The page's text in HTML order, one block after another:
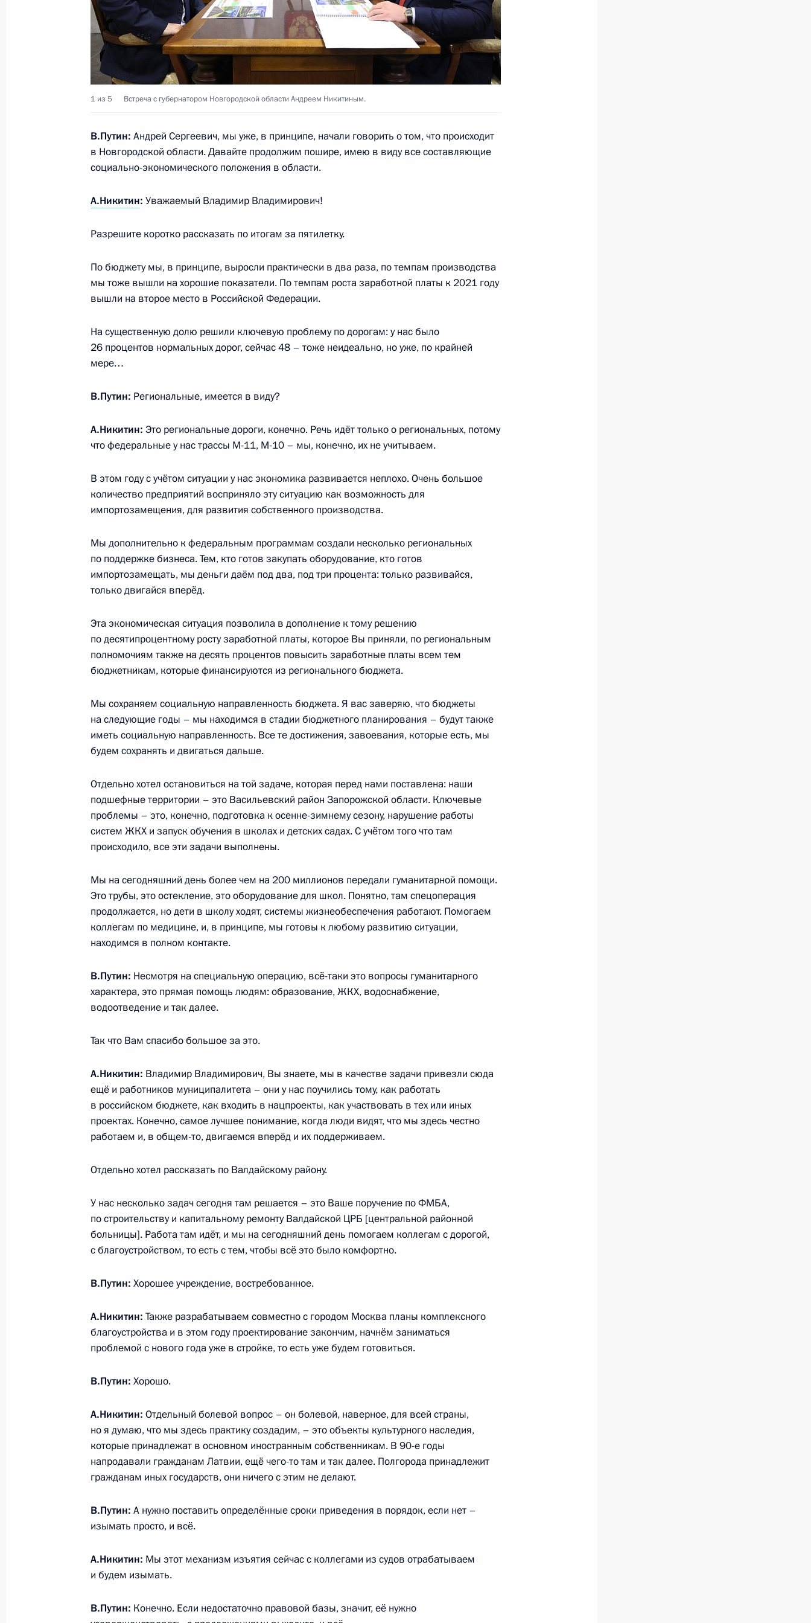
1 октября 2022 года, 08:50
30 сентября 2022 года, пятница
Телефонный разговор с Королём Бахрейна Хамадом Бен Исой
30 сентября 2022 года, 21:35
30 сентября 2022 года, 19:15
Подписание договоров о принятии ДНР, ЛНР, Запорожской
и Херсонской областей в состав России
30 сентября 2022 года, 16:00 Москва, Кремль
10
29 сентября 2022 года, четверг
Эрдоганом
Совещание с постоянными членами Совета Безопасности
29 сентября 2022 года, 20:20 Москва, Кремль
3
Встреча с руководителями органов безопасности и спецслужб
стран СНГ
29 сентября 2022 года, 17:35
28 сентября 2022 года, среда
Встреча с губернатором Волгоградской области Андреем
28 сентября 2022 года, 13:25 Москва, Кремль
Совещание о ходе сезонных полевых работ
27 сентября 2022 года, 13:15 Сочи
5
Владимир Путин выразил глубокие соболезнования в связи
с трагедией в Ижевске
26 сентября 2022 года, 13:30
Встреча с Президентом Белоруссии Александром Лукашенко
26 сентября 2022 года, 11:30
Указ «О предоставлении отсрочки от призыва на военную службу
по мобилизации»
24 сентября 2022 года, 21:35
23 сентября 2022 года, пятница
Совещание с постоянными членами Совета Безопасности
23 сентября 2022 года, 13:30 Москва, Кремль
22 сентября 2022 года, четверг
Мухаммедом Бен Сальманом Аль Саудом
22 сентября 2022 года, 23:10
22 сентября 2022 года, 16:00 Москва, Кремль
Телефонный разговор с Президентом Туркменистана Сердаром
22 сентября 2022 года, 11:55
21 сентября 2022 года, среда
российской государственности
1 из 5 Встреча с губернатором Новгородской области Андреем Никитиным.
В.Путин: Андрей Сергеевич, мы уже, в принципе, начали говорить о том, что происходит
в Новгородской области. Давайте продолжим пошире, имею в виду все составляющие
социально-экономического положения в области.
А.Никитин: Уважаемый Владимир Владимирович!
Разрешите коротко рассказать по итогам за пятилетку.
По бюджету мы, в принципе, выросли практически в два раза, по темпам производства
мы тоже вышли на хорошие показатели. По темпам роста заработной платы к 2021 году
вышли на второе место в Российской Федерации.
На существенную долю решили ключевую проблему по дорогам: у нас было
26 процентов нормальных дорог, сейчас 48 – тоже неидеально, но уже, по крайней
мере…
В.Путин: Региональные, имеется в виду?
А.Никитин: Это региональные дороги, конечно. Речь идёт только о региональных, потому
что федеральные у нас трассы М-11, М-10 – мы, конечно, их не учитываем.
В этом году с учётом ситуации у нас экономика развивается неплохо. Очень большое
количество предприятий восприняло эту ситуацию как возможность для
импортозамещения, для развития собственного производства.
Мы дополнительно к федеральным программам создали несколько региональных
по поддержке бизнеса. Тем, кто готов закупать оборудование, кто готов
импортозамещать, мы деньги даём под два, под три процента: только развивайся,
только двигайся вперёд.
Эта экономическая ситуация позволила в дополнение к тому решению
по десятипроцентному росту заработной платы, которое Вы приняли, по региональным
полномочиям также на десять процентов повысить заработные платы всем тем
бюджетникам, которые финансируются из регионального бюджета.
Мы сохраняем социальную направленность бюджета. Я вас заверяю, что бюджеты
на следующие годы – мы находимся в стадии бюджетного планирования – будут также
иметь социальную направленность. Все те достижения, завоевания, которые есть, мы
будем сохранять и двигаться дальше.
Отдельно хотел остановиться на той задаче, которая перед нами поставлена: наши
подшефные территории – это Васильевский район Запорожской области. Ключевые
проблемы – это, конечно, подготовка к осенне-зимнему сезону, нарушение работы
систем ЖКХ и запуск обучения в школах и детских садах. С учётом того что там
происходило, все эти задачи выполнены.
Мы на сегодняшний день более чем на 200 миллионов передали гуманитарной помощи.
Это трубы, это остекление, это оборудование для школ. Понятно, там спецоперация
продолжается, но дети в школу ходят, системы жизнеобеспечения работают. Помогаем
коллегам по медицине, и, в принципе, мы готовы к любому развитию ситуации,
находимся в полном контакте.
В.Путин: Несмотря на специальную операцию, всё-таки это вопросы гуманитарного
характера, это прямая помощь людям: образование, ЖКХ, водоснабжение,
водоотведение и так далее.
Так что Вам спасибо большое за это.
А.Никитин: Владимир Владимирович, Вы знаете, мы в качестве задачи привезли сюда
ещё и работников муниципалитета – они у нас поучились тому, как работать
в российском бюджете, как входить в нацпроекты, как участвовать в тех или иных
проектах. Конечно, самое лучшее понимание, когда люди видят, что мы здесь честно
работаем и, в общем-то, двигаемся вперёд и их поддерживаем.
Отдельно хотел рассказать по Валдайскому району.
У нас несколько задач сегодня там решается – это Ваше поручение по ФМБА,
по строительству и капитальному ремонту Валдайской ЦРБ [центральной районной
больницы]. Работа там идёт, и мы на сегодняшний день помогаем коллегам с дорогой,
с благоустройством, то есть с тем, чтобы всё это было комфортно.
В.Путин: Хорошее учреждение, востребованное.
А.Никитин: Также разрабатываем совместно с городом Москва планы комплексного
благоустройства и в этом году проектирование закончим, начнём заниматься
проблемой с нового года уже в стройке, то есть уже будем готовиться.
В.Путин: Хорошо.
А.Никитин: Отдельный болевой вопрос – он болевой, наверное, для всей страны,
но я думаю, что мы здесь практику создадим, – это объекты культурного наследия,
которые принадлежат в основном иностранным собственникам. В 90-е годы
напродавали гражданам Латвии, ещё чего-то там и так далее. Полгорода принадлежит
гражданам иных государств, они ничего с этим не делают.
В.Путин: А нужно поставить определённые сроки приведения в порядок, если нет –
изымать просто, и всё.
А.Никитин: Мы этот механизм изъятия сейчас с коллегами из судов отрабатываем
и будем изымать.
В.Путин: Конечно. Если недостаточно правовой базы, значит, её нужно